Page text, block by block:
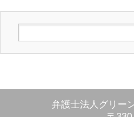
弁護士法人グリー